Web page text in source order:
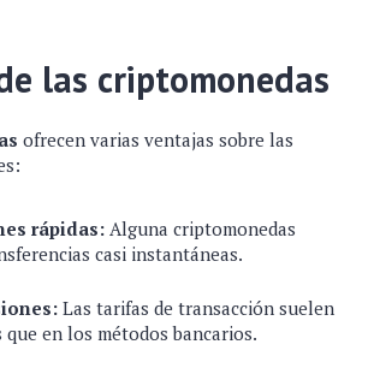
las criptomonedas
ofrecen varias ventajas sobre las
rápidas: Alguna criptomonedas
casi instantáneas.
Las tarifas de transacción suelen
que en los métodos bancarios.